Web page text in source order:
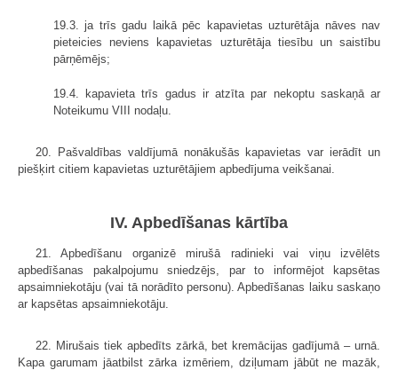
19.3. ja trīs gadu laikā pēc kapavietas uzturētāja nāves nav
pieteicies neviens kapavietas uzturētāja tiesību un saistību
pārņēmējs;
19.4. kapavieta trīs gadus ir atzīta par nekoptu saskaņā ar
Noteikumu VIII nodaļu.
20. Pašvaldības valdījumā nonākušās kapavietas var ierādīt un
piešķirt citiem kapavietas uzturētājiem apbedījuma veikšanai.
IV. Apbedīšanas kārtība
21. Apbedīšanu organizē mirušā radinieki vai viņu izvēlēts
apbedīšanas pakalpojumu sniedzējs, par to informējot kapsētas
apsaimniekotāju (vai tā norādīto personu). Apbedīšanas laiku saskaņo
ar kapsētas apsaimniekotāju.
22. Mirušais tiek apbedīts zārkā, bet kremācijas gadījumā – urnā.
Kapa garumam jāatbilst zārka izmēriem, dziļumam jābūt ne mazāk,